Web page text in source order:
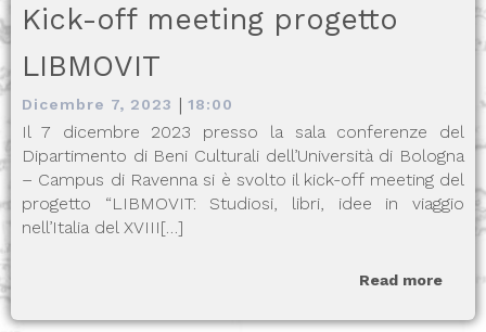
Kick-off meeting progetto
LIBMOVIT
Dicembre 7, 2023 | 18:00
Il 7 dicembre 2023 presso la sala conferenze del
Dipartimento di Beni Culturali dell’Università di Bologna
– Campus di Ravenna si è svolto il kick-off meeting del
progetto “LIBMOVIT: Studiosi, libri, idee in viaggio
nell’Italia del XVIII[…]
Read more